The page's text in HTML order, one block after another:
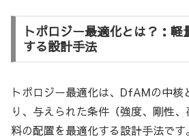
トポロジー最適化とは？：軽
する設計手法
トポロジー最適化は、DfAMの中核
り、与えられた条件（強度、剛性
料の配置を最適化する設計手法です。